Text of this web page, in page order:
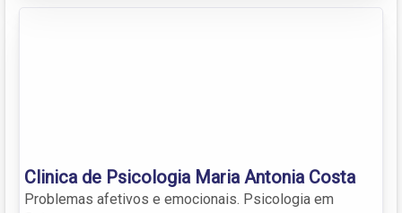
Clinica de Psicologia Maria Antonia Costa
Problemas afetivos e emocionais. Psicologia em